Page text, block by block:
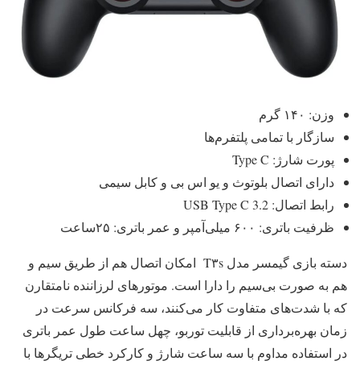
وزن: ۱۴۰ گرم
سازگار با تمامی پلتفرم‌ها
پورت شارژ: Type C
دارای اتصال بلوتوث و یو اس بی و کابل سیمی
رابط اتصال: USB Type C 3.2
ظرفیت باتری: ۶۰۰ میلی‌آمپر و عمر باتری: ۲۵ساعت
دسته بازی گیمسر مدل T۳s امکان اتصال هم از طریق سیم و
هم به صورت بی‌سیم را دارا است. موتورهای لرزاننده نامتقارن
که با شدت‌های متفاوت کار می‌کنند، سه فرکانس سرعت در
زمان بهره‌برداری از قابلیت توربو، چهل ساعت طول عمر باتری
در استفاده مداوم با سه ساعت شارژ و کارکرد خطی تریگرها با